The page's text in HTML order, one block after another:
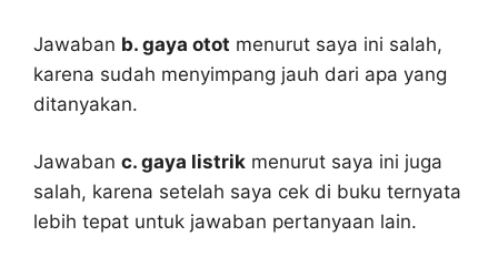
Jawaban b. gaya otot menurut saya ini salah,
karena sudah menyimpang jauh dari apa yang
ditanyakan.
Jawaban c. gaya listrik menurut saya ini juga
salah, karena setelah saya cek di buku ternyata
lebih tepat untuk jawaban pertanyaan lain.